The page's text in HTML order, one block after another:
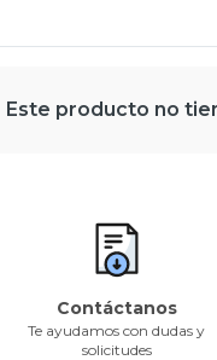
Este producto no
Contáctanos
Te ayudamos con dudas y
solicitudes